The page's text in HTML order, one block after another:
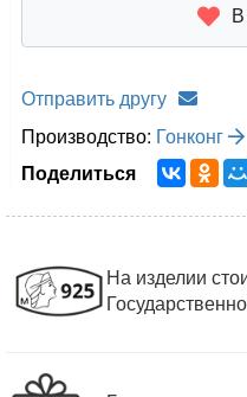
Отправить другу
Производство: Гонконг
Поделиться
На изделии